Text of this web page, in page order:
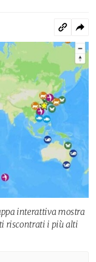
interattiva mostra
riscontrati i più alti